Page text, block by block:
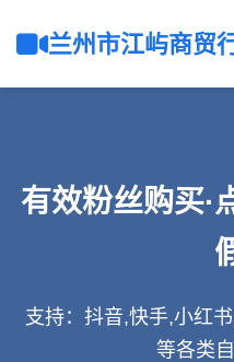
兰州市江屿商贸
有效粉丝购买·
支持：抖音,快手,小红
等各类